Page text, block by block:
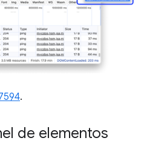
.
de elementos